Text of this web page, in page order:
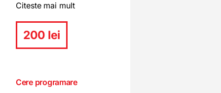
Citeste mai mult
200 lei
Cere programare